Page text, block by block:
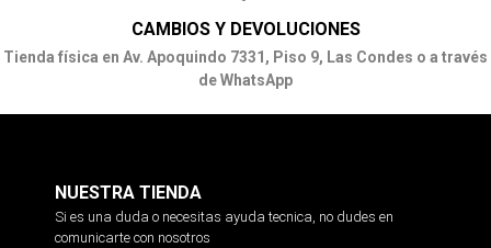
CAMBIOS Y DEVOLUCIONES
Tienda física en Av. Apoquindo 7331, Piso 9, Las Condes o a través
de WhatsApp
NUESTRA TIENDA
Si es una duda o necesitas ayuda tecnica, no dudes en
comunicarte con nosotros